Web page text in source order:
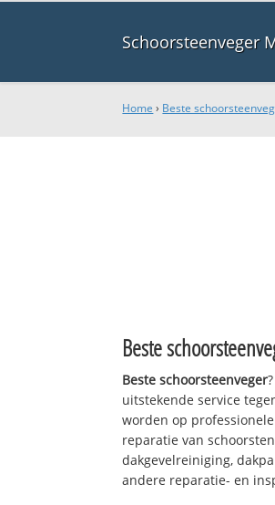
Schoorsteenveger
Home › Beste
Beste
Beste schoorsteenveger
uitstekende service
worden op
reparatie van
dakgevelreiniging,
andere reparatie- en